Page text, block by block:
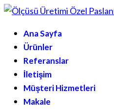
Ana Sayfa
Ürünler
Referanslar
İletişim
Müşteri Hizmetleri
Makale